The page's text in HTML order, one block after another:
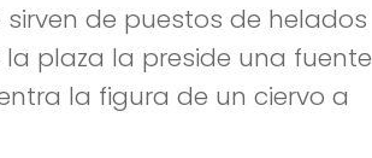
de puestos de helados
la plaza la preside una fuente
la figura de un ciervo a